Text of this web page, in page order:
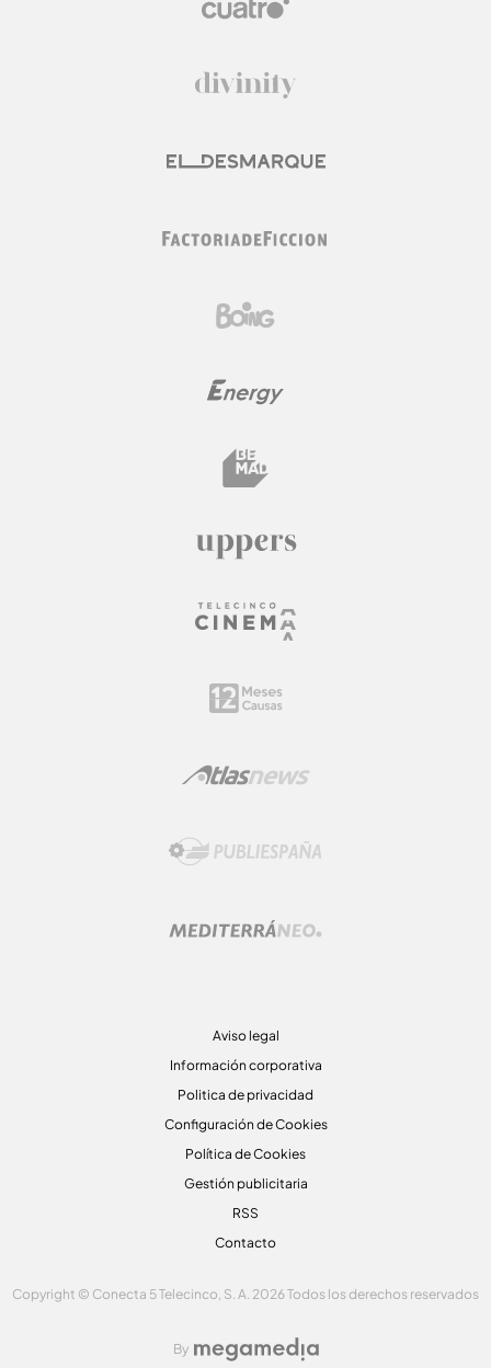
Aviso legal
Información corporativa
Politica de privacidad
Configuración de Cookies
Política de Cookies
Gestión publicitaria
RSS
Contacto
Copyright © Conecta 5 Telecinco, S. A. 2026 Todos los derechos reservados
By